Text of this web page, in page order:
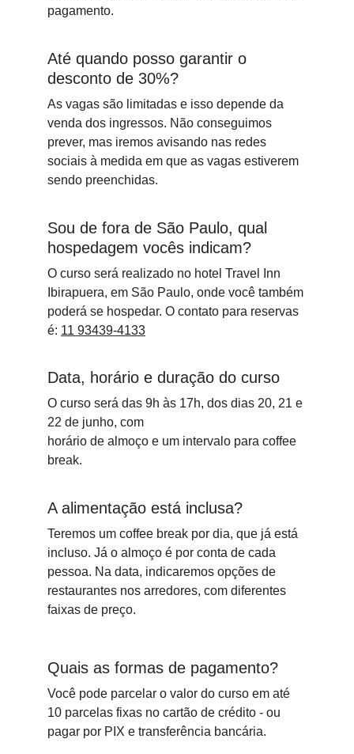
pagamento.
Até quando posso garantir o
desconto de 30%?
As vagas são limitadas e isso depende da
venda dos ingressos. Não conseguimos
prever, mas iremos avisando nas redes
sociais à medida em que as vagas estiverem
sendo preenchidas.
Sou de fora de São Paulo, qual
hospedagem vocês indicam?
O curso será realizado no hotel Travel Inn
Ibirapuera, em São Paulo, onde você também
poderá se hospedar. O contato para reservas
é: 11 93439-4133
Data, horário e duração do curso
O curso será das 9h às 17h, dos dias 20, 21 e
22 de junho, com
horário de almoço e um intervalo para coffee
break.
A alimentação está inclusa?
Teremos um coffee break por dia, que já está
incluso. Já o almoço é por conta de cada
pessoa. Na data, indicaremos opções de
restaurantes nos arredores, com diferentes
faixas de preço.
Quais as formas de pagamento?
Você pode parcelar o valor do curso em até
10 parcelas fixas no cartão de crédito - ou
pagar por PIX e transferência bancária.